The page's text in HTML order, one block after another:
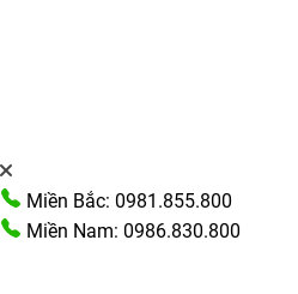
Miền Bắc: 0981.855.800
Miền Nam: 0986.830.800